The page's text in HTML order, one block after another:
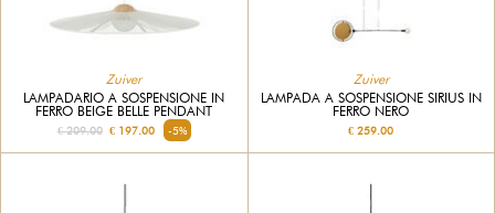
Zuiver
LAMPADARIO A SOSPENSIONE IN
FERRO BEIGE BELLE PENDANT
€ 209.00€ 197.00 -5%
Zuiver
LAMPADA A SOSPENSIONE SIRIUS IN
FERRO NERO
€ 259.00